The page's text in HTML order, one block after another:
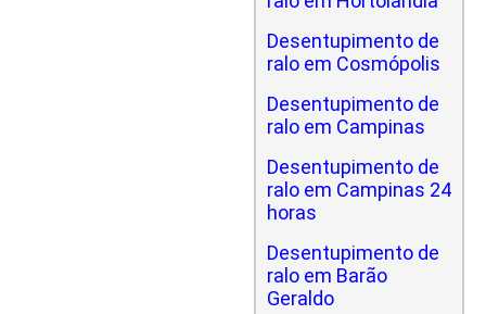
Desentupimento de
ralo em Cosmópolis
Desentupimento de
ralo em Campinas
Desentupimento de
ralo em Campinas 24
horas
Desentupimento de
ralo em Barão
Geraldo